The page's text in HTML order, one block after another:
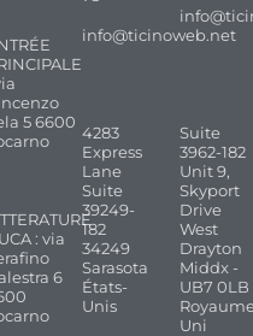
5 6600
: via
6
info@ticinoweb.net
4283
Express
Lane
Suite
39249-
182
34249
Sarasota
États-
Unis
Suite
3962-182
Unit 9,
Skyport
Drive
West
Drayton
Middx -
UB7 0LB
Uni